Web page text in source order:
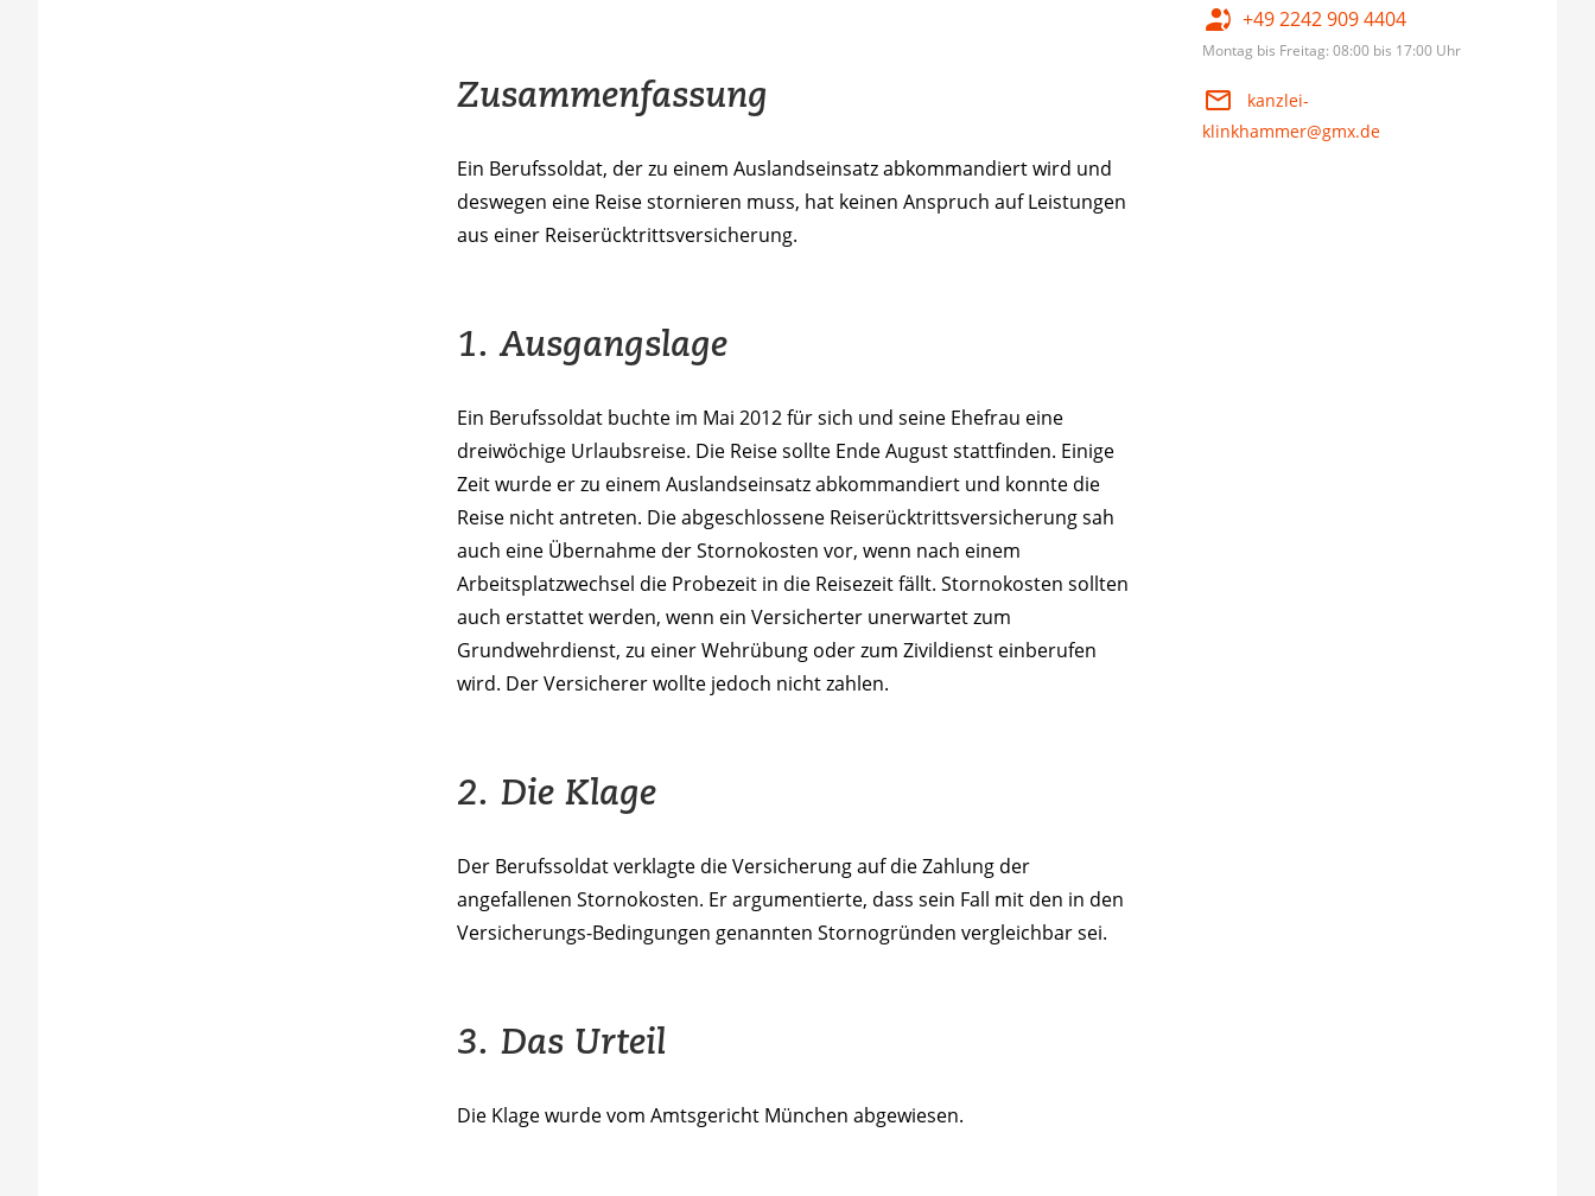
Zusammenfassung
Ein Berufssoldat, der zu einem Auslandseinsatz abkommandiert wird und
deswegen eine Reise stornieren muss, hat keinen Anspruch auf Leistungen
aus einer Reiserücktrittsversicherung.
1. Ausgangslage
Ein Berufssoldat buchte im Mai 2012 für sich und seine Ehefrau eine
dreiwöchige Urlaubsreise. Die Reise sollte Ende August stattfinden. Einige
Zeit wurde er zu einem Auslandseinsatz abkommandiert und konnte die
Reise nicht antreten. Die abgeschlossene Reiserücktrittsversicherung sah
auch eine Übernahme der Stornokosten vor, wenn nach einem
Arbeitsplatzwechsel die Probezeit in die Reisezeit fällt. Stornokosten sollten
auch erstattet werden, wenn ein Versicherter unerwartet zum
Grundwehrdienst, zu einer Wehrübung oder zum Zivildienst einberufen
wird. Der Versicherer wollte jedoch nicht zahlen.
2. Die Klage
Der Berufssoldat verklagte die Versicherung auf die Zahlung der
angefallenen Stornokosten. Er argumentierte, dass sein Fall mit den in den
Versicherungs-Bedingungen genannten Stornogründen vergleichbar sei.
3. Das Urteil
Die Klage wurde vom Amtsgericht München abgewiesen.
+49 2242 909 4404
Montag bis Freitag: 08:00 bis 17:00 Uhr
kanzlei-
klinkhammer@gmx.de